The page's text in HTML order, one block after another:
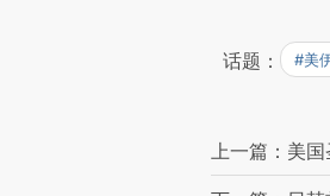
话题： #美
上一篇：美